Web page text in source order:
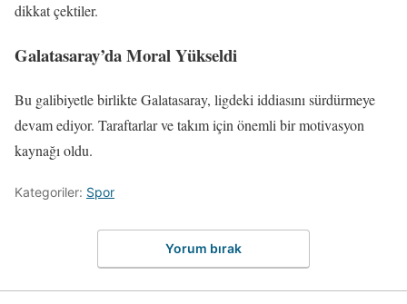
dikkat çektiler.
Galatasaray’da Moral Yükseldi
Bu galibiyetle birlikte Galatasaray, ligdeki iddiasını sürdürmeye
devam ediyor. Taraftarlar ve takım için önemli bir motivasyon
kaynağı oldu.
Kategoriler: Spor
Yorum bırak